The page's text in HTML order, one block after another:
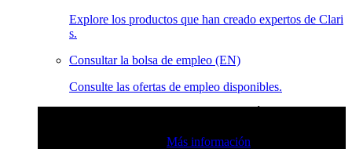
Explore los productos que han creado expertos de Clari
s.
Consultar la bolsa de empleo (EN)
Consulte las ofertas de empleo disponibles.
Más información